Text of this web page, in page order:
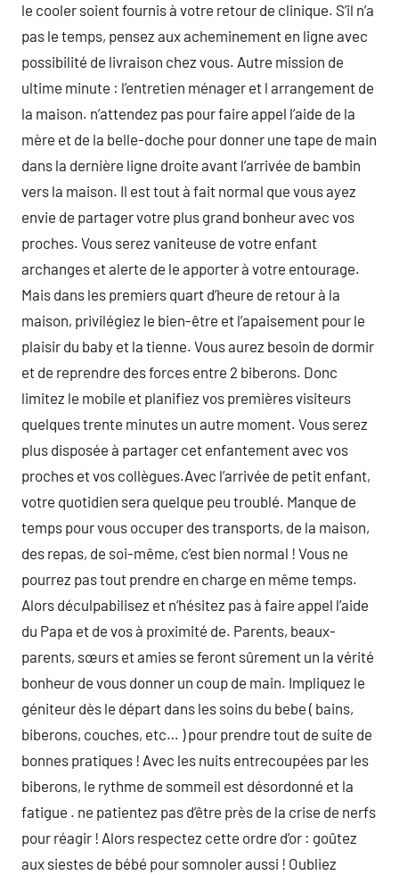
le cooler soient fournis à votre retour de clinique. S’il n’a
pas le temps, pensez aux acheminement en ligne avec
possibilité de livraison chez vous. Autre mission de
ultime minute : l’entretien ménager et l arrangement de
la maison. n’attendez pas pour faire appel l’aide de la
mère et de la belle-doche pour donner une tape de main
dans la dernière ligne droite avant l’arrivée de bambin
vers la maison. Il est tout à fait normal que vous ayez
envie de partager votre plus grand bonheur avec vos
proches. Vous serez vaniteuse de votre enfant
archanges et alerte de le apporter à votre entourage.
Mais dans les premiers quart d’heure de retour à la
maison, privilégiez le bien-être et l’apaisement pour le
plaisir du baby et la tienne. Vous aurez besoin de dormir
et de reprendre des forces entre 2 biberons. Donc
limitez le mobile et planifiez vos premières visiteurs
quelques trente minutes un autre moment. Vous serez
plus disposée à partager cet enfantement avec vos
proches et vos collègues.Avec l’arrivée de petit enfant,
votre quotidien sera quelque peu troublé. Manque de
temps pour vous occuper des transports, de la maison,
des repas, de soi-même, c’est bien normal ! Vous ne
pourrez pas tout prendre en charge en même temps.
Alors déculpabilisez et n’hésitez pas à faire appel l’aide
du Papa et de vos à proximité de. Parents, beaux-
parents, sœurs et amies se feront sûrement un la vérité
bonheur de vous donner un coup de main. Impliquez le
géniteur dès le départ dans les soins du bebe ( bains,
biberons, couches, etc… ) pour prendre tout de suite de
bonnes pratiques ! Avec les nuits entrecoupées par les
biberons, le rythme de sommeil est désordonné et la
fatigue . ne patientez pas d’être près de la crise de nerfs
pour réagir ! Alors respectez cette ordre d’or : goûtez
aux siestes de bébé pour somnoler aussi ! Oubliez